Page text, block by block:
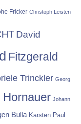
Fricker Christoph Leisten
David
Fitzgerald
Trinckler Georg
Johann
Bulla Karsten Paul